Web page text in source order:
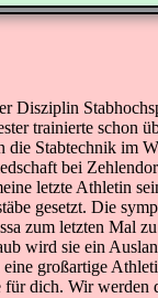
Disziplin
trainierte schon
die Stabtechnik im
bei
letzte Athletin
gesetzt. Die
zum letzten Mal
wird sie ein
großartige
dich. Wir werden